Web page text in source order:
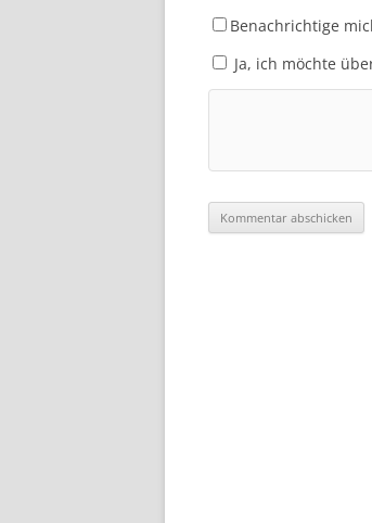
Benachrichtige
Ja, ich möchte